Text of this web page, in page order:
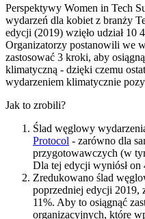
Perspektywy Women in Tech
wydarzeń dla kobiet z branży
edycji (2019) wzięło udział 10
Organizatorzy postanowili we
zastosować 3 kroki, aby
klimatyczną - dzięki czemu
wydarzeniem klimatycznie
Jak to zrobili?
Ślad węglowy
Protocol - zarówno dla
przygotowawczych (w
Dla tej edycji wyniósł on
Zredukowano ślad
poprzedniej edycji 2019,
11%. Aby to osiągnąć
organizacyjnych, które